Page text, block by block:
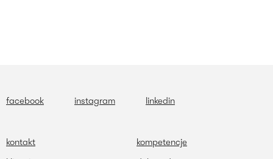
facebook instagram linkedin
kontakt
kompetencje